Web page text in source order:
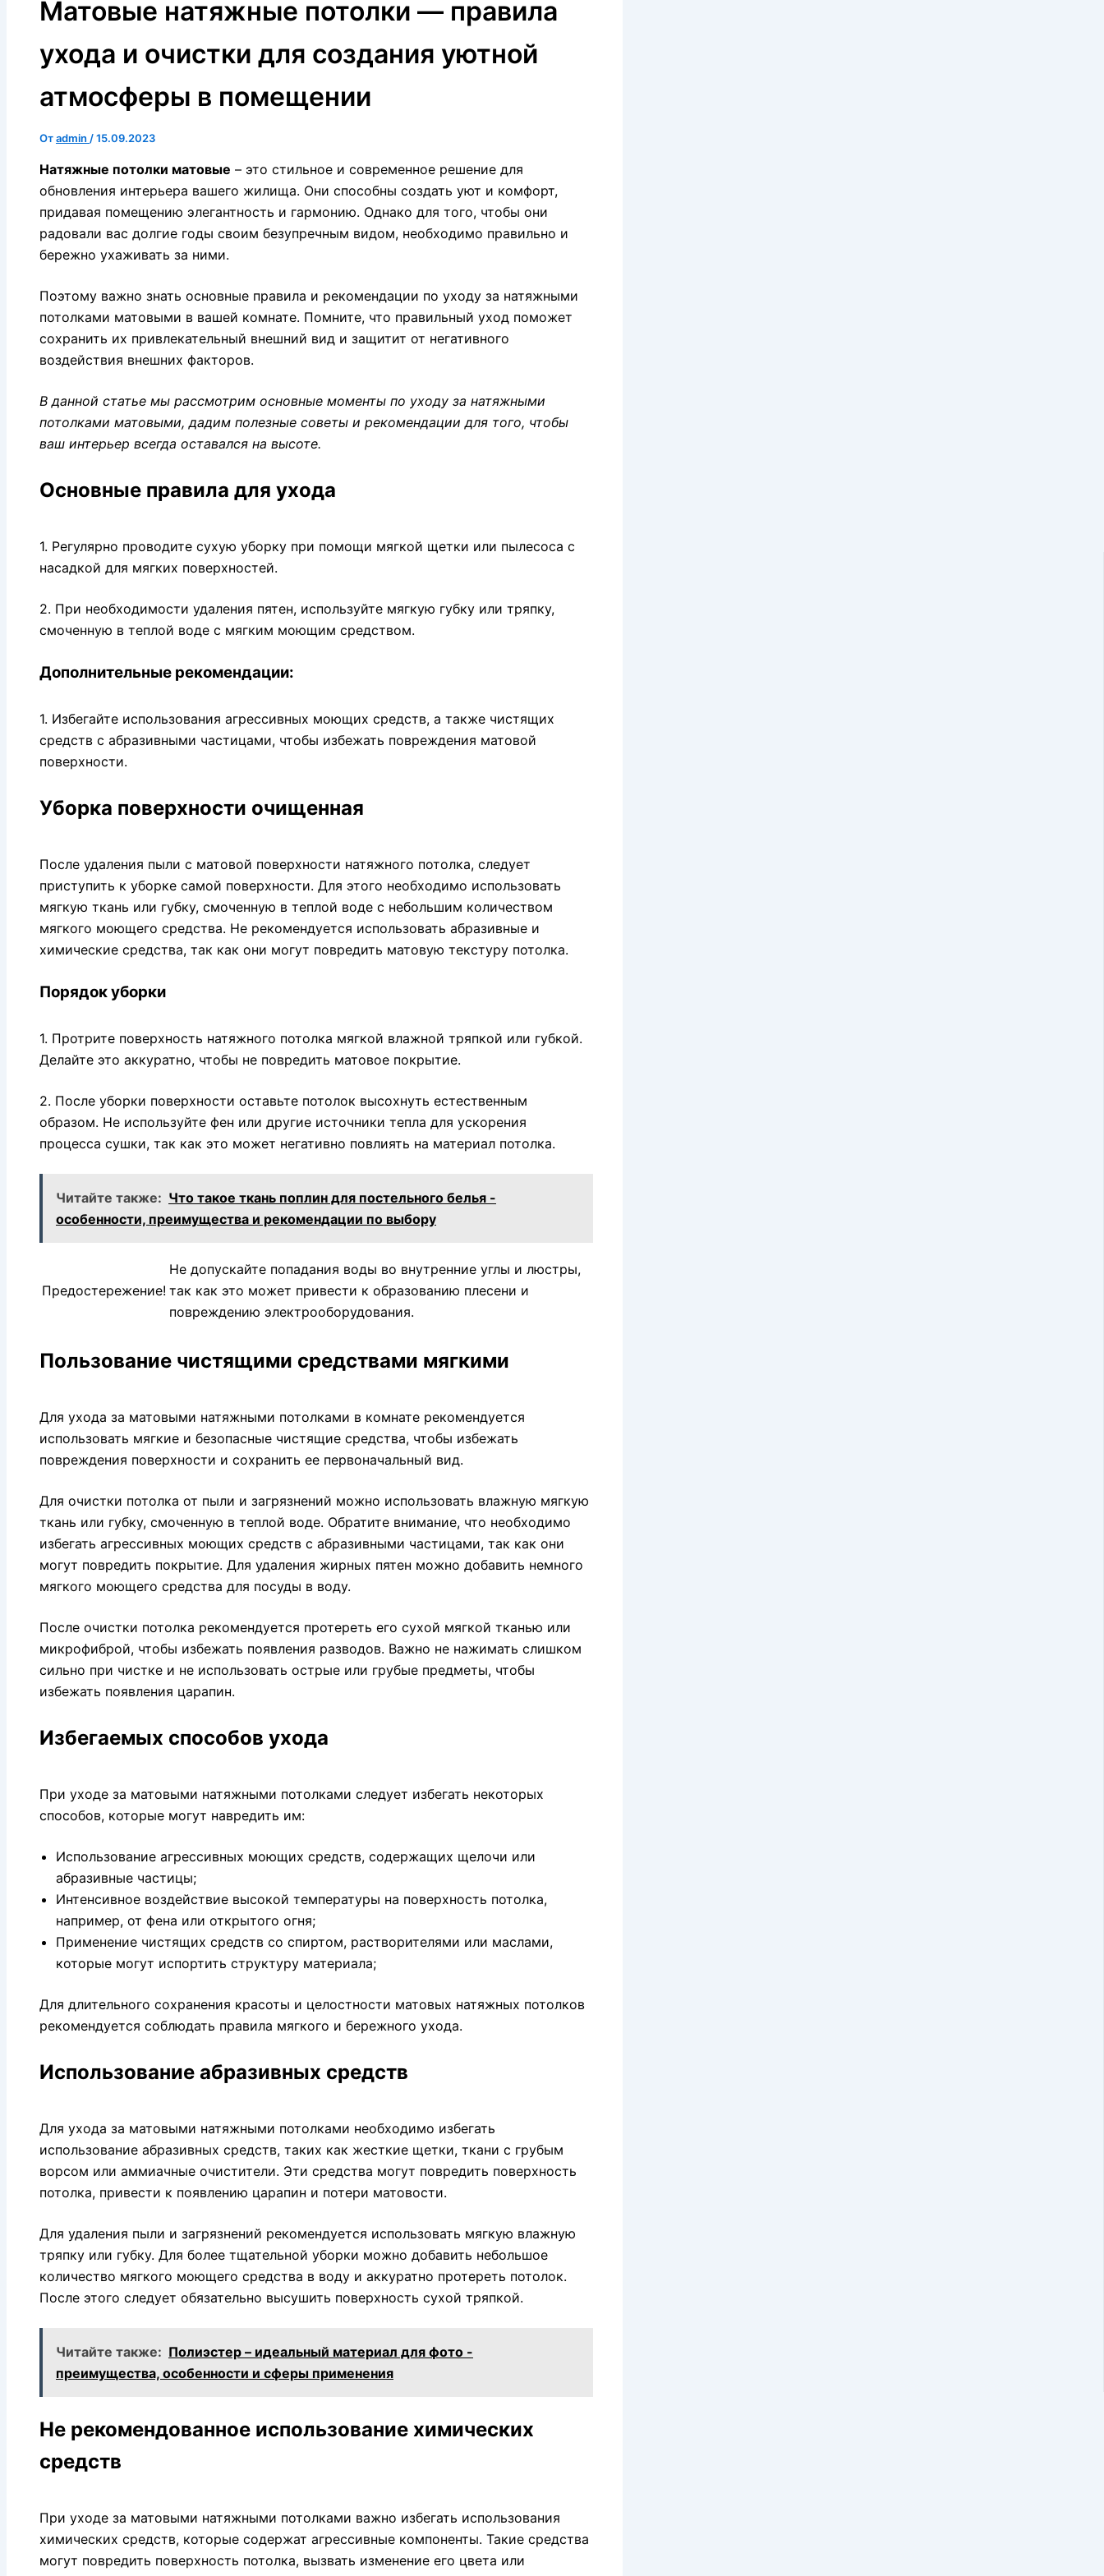
Матовые натяжные потолки — правила
ухода и очистки для создания уютной
атмосферы в помещении
Отadmin /15.09.2023
Натяжные потолки матовые – это стильное и современное решение для
обновления интерьера вашего жилища. Они способны создать уют и комфорт,
придавая помещению элегантность и гармонию. Однако для того, чтобы они
радовали вас долгие годы своим безупречным видом, необходимо правильно и
бережно ухаживать за ними.
Поэтому важно знать основные правила и рекомендации по уходу за натяжными
потолками матовыми в вашей комнате. Помните, что правильный уход поможет
сохранить их привлекательный внешний вид и защитит от негативного
воздействия внешних факторов.
В данной статье мы рассмотрим основные моменты по уходу за натяжными
потолками матовыми, дадим полезные советы и рекомендации для того, чтобы
ваш интерьер всегда оставался на высоте.
Основные правила для ухода
1. Регулярно проводите сухую уборку при помощи мягкой щетки или пылесоса с
насадкой для мягких поверхностей.
2. При необходимости удаления пятен, используйте мягкую губку или тряпку,
смоченную в теплой воде с мягким моющим средством.
Дополнительные рекомендации:
1. Избегайте использования агрессивных моющих средств, а также чистящих
средств с абразивными частицами, чтобы избежать повреждения матовой
поверхности.
Уборка поверхности очищенная
После удаления пыли с матовой поверхности натяжного потолка, следует
приступить к уборке самой поверхности. Для этого необходимо использовать
мягкую ткань или губку, смоченную в теплой воде с небольшим количеством
мягкого моющего средства. Не рекомендуется использовать абразивные и
химические средства, так как они могут повредить матовую текстуру потолка.
Порядок уборки
1. Протрите поверхность натяжного потолка мягкой влажной тряпкой или губкой.
Делайте это аккуратно, чтобы не повредить матовое покрытие.
2. После уборки поверхности оставьте потолок высохнуть естественным
образом. Не используйте фен или другие источники тепла для ускорения
процесса сушки, так как это может негативно повлиять на материал потолка.
Читайте также: Что такое ткань поплин для постельного белья -
особенности, преимущества и рекомендации по выбору
Предостережение!
Не допускайте попадания воды во внутренние углы и люстры,
так как это может привести к образованию плесени и
повреждению электрооборудования.
Пользование чистящими средствами мягкими
Для ухода за матовыми натяжными потолками в комнате рекомендуется
использовать мягкие и безопасные чистящие средства, чтобы избежать
повреждения поверхности и сохранить ее первоначальный вид.
Для очистки потолка от пыли и загрязнений можно использовать влажную мягкую
ткань или губку, смоченную в теплой воде. Обратите внимание, что необходимо
избегать агрессивных моющих средств с абразивными частицами, так как они
могут повредить покрытие. Для удаления жирных пятен можно добавить немного
мягкого моющего средства для посуды в воду.
После очистки потолка рекомендуется протереть его сухой мягкой тканью или
микрофиброй, чтобы избежать появления разводов. Важно не нажимать слишком
сильно при чистке и не использовать острые или грубые предметы, чтобы
избежать появления царапин.
Избегаемых способов ухода
При уходе за матовыми натяжными потолками следует избегать некоторых
способов, которые могут навредить им:
Использование агрессивных моющих средств, содержащих щелочи или
абразивные частицы;
Интенсивное воздействие высокой температуры на поверхность потолка,
например, от фена или открытого огня;
Применение чистящих средств со спиртом, растворителями или маслами,
которые могут испортить структуру материала;
Для длительного сохранения красоты и целостности матовых натяжных потолков
рекомендуется соблюдать правила мягкого и бережного ухода.
Использование абразивных средств
Для ухода за матовыми натяжными потолками необходимо избегать
использование абразивных средств, таких как жесткие щетки, ткани с грубым
ворсом или аммиачные очистители. Эти средства могут повредить поверхность
потолка, привести к появлению царапин и потери матовости.
Для удаления пыли и загрязнений рекомендуется использовать мягкую влажную
тряпку или губку. Для более тщательной уборки можно добавить небольшое
количество мягкого моющего средства в воду и аккуратно протереть потолок.
После этого следует обязательно высушить поверхность сухой тряпкой.
Читайте также: Полиэстер – идеальный материал для фото -
преимущества, особенности и сферы применения
Не рекомендованное использование химических
средств
При уходе за матовыми натяжными потолками важно избегать использования
химических средств, которые содержат агрессивные компоненты. Такие средства
могут повредить поверхность потолка, вызвать изменение его цвета или